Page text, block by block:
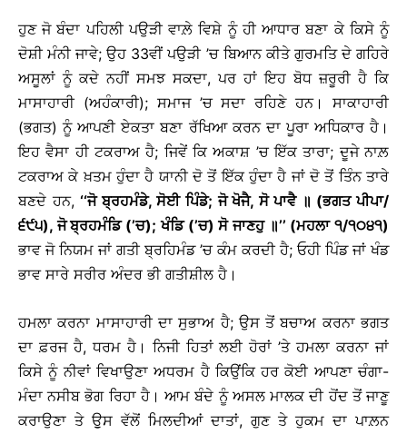
ਹੁਣ ਜੋ ਬੰਦਾ ਪਹਿਲੀ ਪਉੜੀ ਵਾਲ਼ੇ ਵਿਸ਼ੇ ਨੂੰ ਹੀ ਆਧਾਰ ਬਣਾ ਕੇ ਕਿਸੇ ਨੂੰ
ਦੋਸ਼ੀ ਮੰਨੀ ਜਾਵੇ; ਉਹ 33ਵੀਂ ਪਉੜੀ ’ਚ ਬਿਆਨ ਕੀਤੇ ਗੁਰਮਤਿ ਦੇ ਗਹਿਰੇ
ਅਸੂਲਾਂ ਨੂੰ ਕਦੇ ਨਹੀਂ ਸਮਝ ਸਕਦਾ, ਪਰ ਹਾਂ ਇਹ ਬੋਧ ਜ਼ਰੂਰੀ ਹੈ ਕਿ
ਮਾਸਾਹਾਰੀ (ਅਹੰਕਾਰੀ); ਸਮਾਜ ’ਚ ਸਦਾ ਰਹਿਣੇ ਹਨ। ਸਾਕਾਹਾਰੀ
(ਭਗਤ) ਨੂੰ ਆਪਣੀ ਏਕਤਾ ਬਣਾ ਰੱਖਿਆ ਕਰਨ ਦਾ ਪੂਰਾ ਅਧਿਕਾਰ ਹੈ।
ਇਹ ਵੈਸਾ ਹੀ ਟਕਰਾਅ ਹੈ; ਜਿਵੇਂ ਕਿ ਅਕਾਸ਼ ’ਚ ਇੱਕ ਤਾਰਾ; ਦੂਜੇ ਨਾਲ਼
ਟਕਰਾਅ ਕੇ ਖ਼ਤਮ ਹੁੰਦਾ ਹੈ ਯਾਨੀ ਦੋ ਤੋਂ ਇੱਕ ਹੁੰਦਾ ਹੈ ਜਾਂ ਦੋ ਤੋਂ ਤਿੰਨ ਤਾਰੇ
ਬਣਦੇ ਹਨ,‘‘ਜੋ ਬ੍ਰਹਮੰਡੇ, ਸੋਈ ਪਿੰਡੇ; ਜੋ ਖੋਜੈ, ਸੋ ਪਾਵੈ ॥ (ਭਗਤ ਪੀਪਾ/
੬੯੫), ਜੋ ਬ੍ਰਹਮੰਡਿ (’ਚ); ਖੰਡਿ (’ਚ) ਸੋ ਜਾਣਹੁ ॥’’ (ਮਹਲਾ ੧/੧੦੪੧)
ਭਾਵ ਜੋ ਨਿਯਮ ਜਾਂ ਗਤੀ ਬ੍ਰਹਿਮੰਡ ’ਚ ਕੰਮ ਕਰਦੀ ਹੈ; ਓਹੀ ਪਿੰਡ ਜਾਂ ਖੰਡ
ਭਾਵ ਸਾਰੇ ਸਰੀਰ ਅੰਦਰ ਭੀ ਗਤੀਸ਼ੀਲ ਹੈ।
ਹਮਲਾ ਕਰਨਾ ਮਾਸਾਹਾਰੀ ਦਾ ਸੁਭਾਅ ਹੈ; ਉਸ ਤੋਂ ਬਚਾਅ ਕਰਨਾ ਭਗਤ
ਦਾ ਫ਼ਰਜ ਹੈ, ਧਰਮ ਹੈ। ਨਿਜੀ ਹਿਤਾਂ ਲਈ ਹੋਰਾਂ ’ਤੇ ਹਮਲਾ ਕਰਨਾ ਜਾਂ
ਕਿਸੇ ਨੂੰ ਨੀਵਾਂ ਵਿਖਾਉਣਾ ਅਧਰਮ ਹੈ ਕਿਉਂਕਿ ਹਰ ਕੋਈ ਆਪਣਾ ਚੰਗਾ-
ਮੰਦਾ ਨਸੀਬ ਭੋਗ ਰਿਹਾ ਹੈ। ਆਮ ਬੰਦੇ ਨੂੰ ਅਸਲ ਮਾਲਕ ਦੀ ਹੋਂਦ ਤੋਂ ਜਾਣੂ
ਕਰਾਉਣਾ ਤੇ ਉੁਸ ਵੱਲੋਂ ਮਿਲਦੀਆਂ ਦਾਤਾਂ, ਗੁਣ ਤੇ ਹੁਕਮ ਦਾ ਪਾਲ਼ਨ